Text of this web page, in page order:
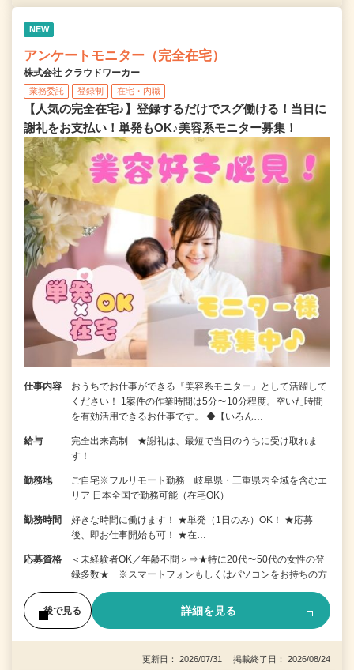
NEW
アンケートモニター（完全在宅）
株式会社 クラウドワーカー
業務委託 登録制 在宅・内職
【人気の完全在宅♪】登録するだけでスグ働ける！当日に
謝礼をお支払い！単発もOK♪美容系モニター募集！
仕事内容
おうちでお仕事ができる『美容系モニター』として活躍して
ください！ 1案件の作業時間は5分〜10分程度。空いた時間
を有効活用できるお仕事です。 ◆【いろん…
給与
完全出来高制 ★謝礼は、最短で当日のうちに受け取れま
す！
勤務地
ご自宅※フルリモート勤務 岐阜県・三重県内全域を含むエ
リア 日本全国で勤務可能（在宅OK）
勤務時間
好きな時間に働けます！ ★単発（1日のみ）OK！ ★応募
後、即お仕事開始も可！ ★在…
応募資格
＜未経験者OK／年齢不問＞⇒★特に20代〜50代の女性の登
録多数★ ※スマートフォンもしくはパソコンをお持ちの方
後で見る 詳細を見る
更新日： 2026/07/31 掲載終了日： 2026/08/24